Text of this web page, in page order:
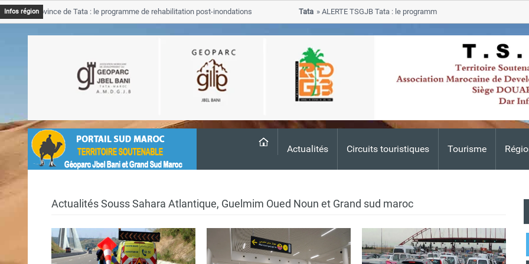
Actualités Circuits touristiques Tourisme
Infos région
Province de Tata : le programme de rehabilitation post-inondations
ALERTE TSGJB Tata : le programme de rehabilitation post-
progresse dans les zones sinistrees
Actualités Souss Sahara Atlantique, Guelmim Oued Noun et Grand sud maroc